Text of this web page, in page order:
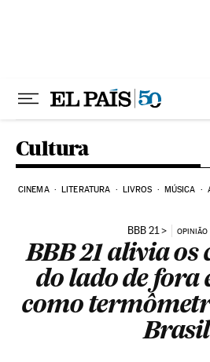
Cultura
CINEMA LITERATURA LIVROS MÚSICA
BBB 21 OPINIÃO
BBB 21 alivia os
do lado de fora
como
Brasil